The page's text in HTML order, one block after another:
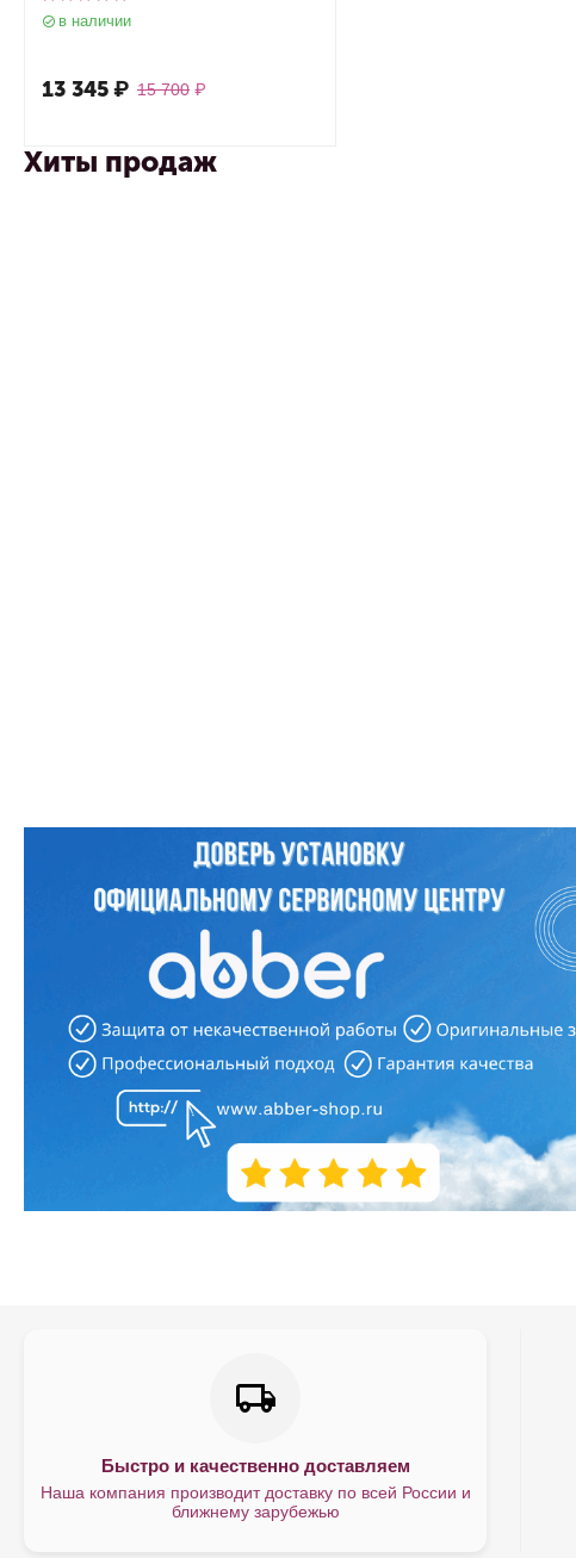
в наличии
15 700 ₽
13 345₽
Хиты продаж
Быстро и качественно доставляем
Наша компания производит доставку по всей России и
ближнему зарубежью